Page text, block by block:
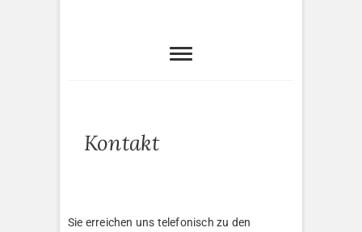
Kontakt
Sie erreichen uns telefonisch zu den